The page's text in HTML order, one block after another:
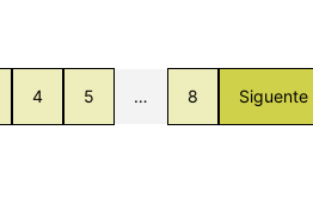
4 5 … 8 Siguente